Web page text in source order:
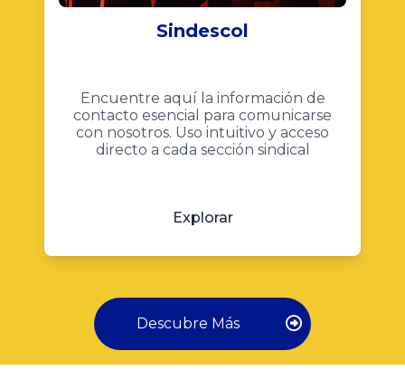
Sindescol
Encuentre aquí la información de
contacto esencial para comunicarse
con nosotros. Uso intuitivo y acceso
directo a cada sección sindical
Explorar
Descubre Más